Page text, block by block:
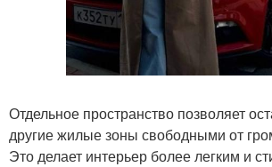
Отдельное пространство позволяет
другие жилые зоны свободными от
Это делает интерьер более легким и